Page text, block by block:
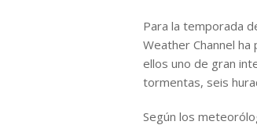
Para la temporada
Weather Channel
ellos uno de gran
tormentas, seis
Según los